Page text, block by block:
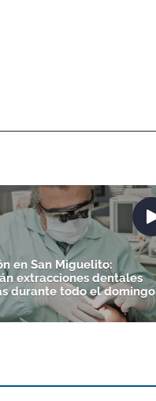
en San Miguelito:
extracciones dentales
durante todo el domingo